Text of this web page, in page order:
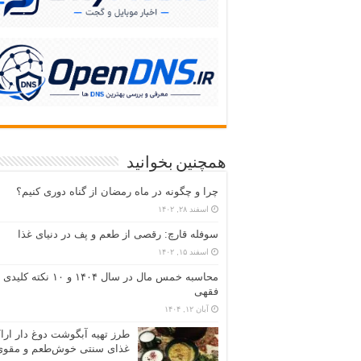
همچنین بخوانید
چرا و چگونه در ماه رمضان از گناه دوری کنیم؟
اسفند ۲۸, ۱۴۰۲
سوفله قارچ: رقصی از طعم و پف در دنیای غذا
اسفند ۱۵, ۱۴۰۲
محاسبه خمس مال در سال ۱۴۰۴ و ۱۰ نکته کلیدی
فقهی
آبان ۱۲, ۱۴۰۴
طرز تهیه آبگوشت دوغ دار
غذای سنتی خوش‌طعم و